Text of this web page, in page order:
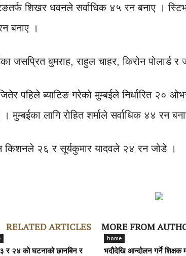
शिखर धवनले सर्वाधिक ४५ रन बनाए ।
बनाए ।
जसप्रित बुमराह, राहुल चाहर, किरोन पोलार्ड
पहिले ब्याटिङ गरेको मुम्बईले निर्धारित २०
। मुम्बईका लागि रोहित शर्माले सर्वाधिक ४४ रन
किशनले २६ र सूर्यकुमार यादवले २४ रन जोडे ।
RELATED ARTICLES MORE FROM
र २४ काे घटनाको छानबिन र
home
भदौदेखि आन्दोलन गर्ने शिक्षक